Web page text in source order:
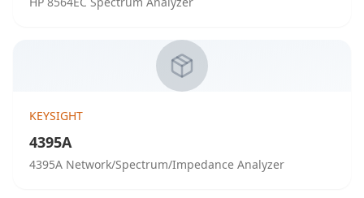
KEYSIGHT
4395A
4395A Network/Spectrum/Impedance Analyzer